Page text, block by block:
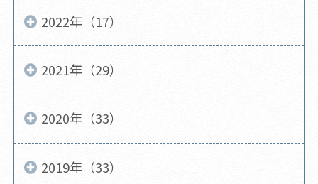
2022年（17）
2021年（29）
2020年（33）
2019年（33）